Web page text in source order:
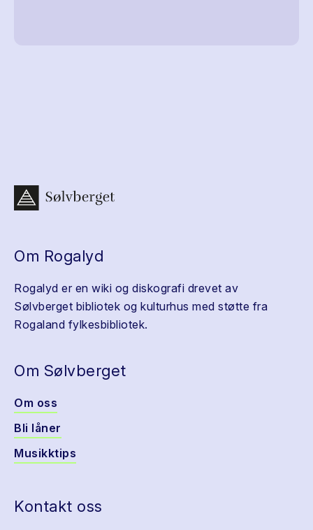
Om Rogalyd
Rogalyd er en wiki og diskografi drevet av
Sølvberget bibliotek og kulturhus med støtte fra
Rogaland fylkesbibliotek.
Om Sølvberget
Om oss
Bli låner
Musikktips
Kontakt oss